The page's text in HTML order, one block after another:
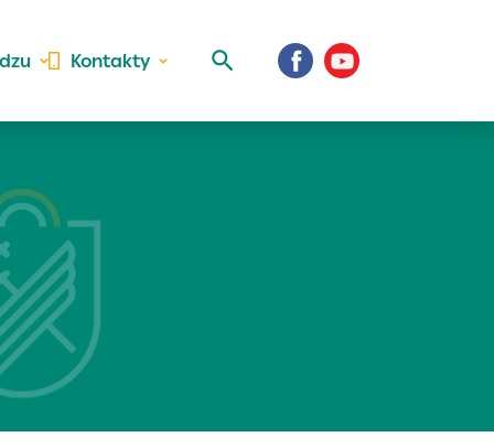
Kontakty
aktivite a
Vaše prihlásenie